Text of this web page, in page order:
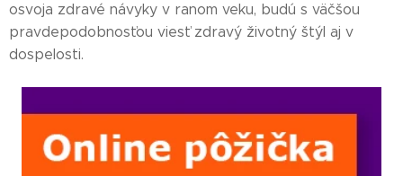
osvoja zdravé návyky v ranom veku, budú s väčšou
pravdepodobnosťou viesť zdravý životný štýl aj v
dospelosti.